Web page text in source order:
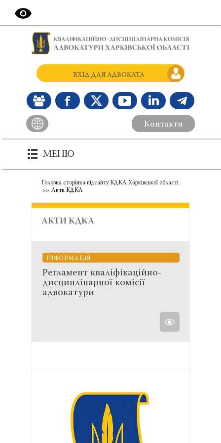
Контакти
ВХІД ДЛЯ АДВОКАТА
МЕНЮ
Головна сторінка підсайту КДКА Харківської області
Акти КДКА
АКТИ КДКА
ІНФОРМАЦІЯ
Регламент кваліфікаційно-
дисциплінарної комісії
адвокатури